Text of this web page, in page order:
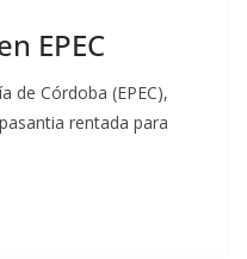
EPEC
de Córdoba (EPEC),
rentada para